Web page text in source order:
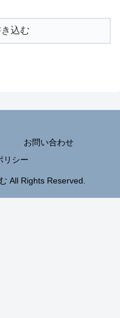
込む
お問い合わせ
リシー
All Rights Reserved.